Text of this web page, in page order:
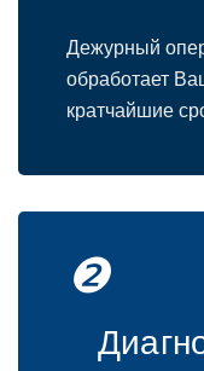
Дежурный
обработает
кратчайшие
❷